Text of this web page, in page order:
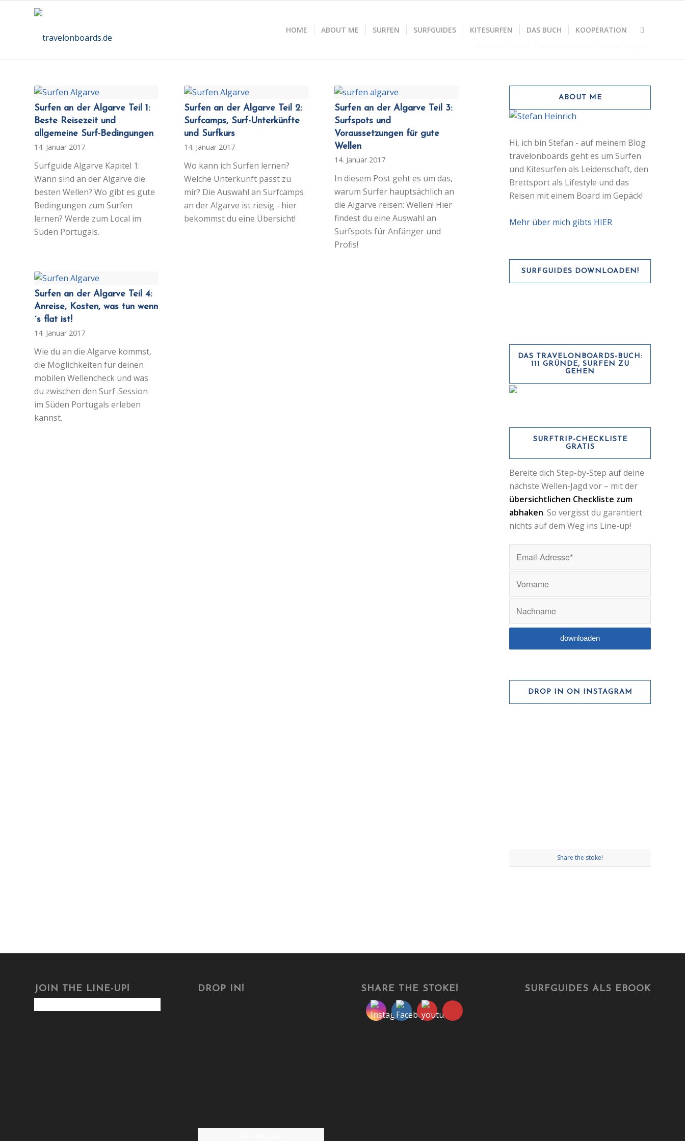
HOME ABOUT ME SURFEN SURFGUIDES KITESURFEN DAS BUCH KOOPERATION
Surfen an der Algarve Teil 1:
Beste Reisezeit und
allgemeine Surf-Bedingungen
14. Januar 2017
Surfguide Algarve Kapitel 1:
Wann sind an der Algarve die
besten Wellen? Wo gibt es gute
Bedingungen zum Surfen
lernen? Werde zum Local im
Süden Portugals.
Surfen an der Algarve Teil 2:
Surfcamps, Surf-Unterkünfte
und Surfkurs
14. Januar 2017
Wo kann ich Surfen lernen?
Welche Unterkunft passt zu
mir? Die Auswahl an Surfcamps
an der Algarve ist riesig - hier
bekommst du eine Übersicht!
Surfen an der Algarve Teil 3:
Surfspots und
Voraussetzungen für gute
Wellen
14. Januar 2017
In diesem Post geht es um das,
warum Surfer hauptsächlich an
die Algarve reisen: Wellen! Hier
findest du eine Auswahl an
Surfspots für Anfänger und
Profis!
Surfen an der Algarve Teil 4:
Anreise, Kosten, was tun wenn
´s flat ist!
14. Januar 2017
Wie du an die Algarve kommst,
die Möglichkeiten für deinen
mobilen Wellencheck und was
du zwischen den Surf-Session
im Süden Portugals erleben
kannst.
ABOUT ME
Hi, ich bin Stefan - auf meinem Blog
travelonboards geht es um Surfen
und Kitesurfen als Leidenschaft, den
Brettsport als Lifestyle und das
Reisen mit einem Board im Gepäck!
Mehr über mich gibts HIER
SURFGUIDES DOWNLOADEN!
DAS TRAVELONBOARDS-BUCH:
111 GRÜNDE, SURFEN ZU
GEHEN
SURFTRIP-CHECKLISTE
GRATIS
Bereite dich Step-by-Step auf deine
nächste Wellen-Jagd vor – mit der
übersichtlichen Checkliste zum
abhaken. So vergisst du garantiert
nichts auf dem Weg ins Line-up!
DROP IN ON INSTAGRAM
Share the stoke!
JOIN THE LINE-UP! DROP IN! SHARE THE STOKE! SURFGUIDES ALS EBOOK